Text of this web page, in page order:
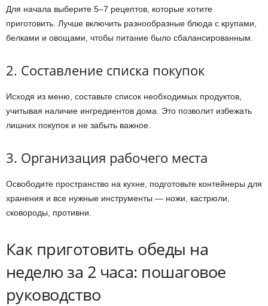
Для начала выберите 5–7 рецептов, которые хотите
приготовить. Лучше включить разнообразные блюда с крупами,
белками и овощами, чтобы питание было сбалансированным.
2. Составление списка покупок
Исходя из меню, составьте список необходимых продуктов,
учитывая наличие ингредиентов дома. Это позволит избежать
лишних покупок и не забыть важное.
3. Организация рабочего места
Освободите пространство на кухне, подготовьте контейнеры для
хранения и все нужные инструменты — ножи, кастрюли,
сковороды, противни.
Как приготовить обеды на
неделю за 2 часа: пошаговое
руководство